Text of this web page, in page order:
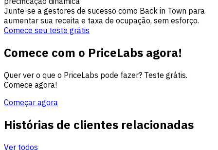
Junte-se a gestores de sucesso como Back in Town para
aumentar sua receita e taxa de ocupação, sem esforço.
Comece seu teste grátis
Comece com o PriceLabs agora!
Quer ver o que o PriceLabs pode fazer? Teste grátis.
Comece agora!
Começar agora
Histórias de clientes relacionadas
Ver todos